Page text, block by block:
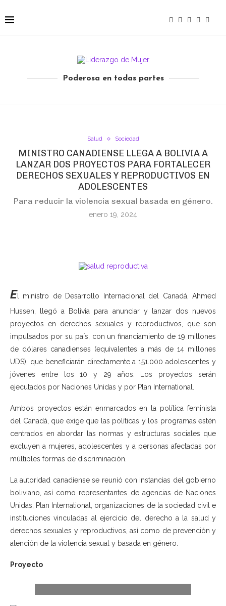
Poderosa en todas partes
Salud Sociedad
MINISTRO CANADIENSE LLEGA A BOLIVIA A
LANZAR DOS PROYECTOS PARA FORTALECER
DERECHOS SEXUALES Y REPRODUCTIVOS EN
ADOLESCENTES
Para reducir la violencia sexual basada en género.
enero 19, 2024
E l ministro de Desarrollo Internacional del Canadá, Ahmed
Hussen, llegó a Bolivia para anunciar y lanzar dos nuevos
proyectos en derechos sexuales y reproductivos, que son
impulsados por su país, con un financiamiento de 19 millones
de dólares canadienses (equivalentes a más de 14 millones
UDS), que beneficiarán directamente a 151.000 adolescentes y
jóvenes entre los 10 y 29 años. Los proyectos serán
ejecutados por Naciones Unidas y por Plan International.
Ambos proyectos están enmarcados en la política feminista
del Canadá, que exige que las políticas y los programas estén
centrados en abordar las normas y estructuras sociales que
excluyen a mujeres, adolescentes y a personas afectadas por
múltiples formas de discriminación.
La autoridad canadiense se reunió con instancias del gobierno
boliviano, así como representantes de agencias de Naciones
Unidas, Plan International, organizaciones de la sociedad civil e
instituciones vinculadas al ejercicio del derecho a la salud y
derechos sexuales y reproductivos, así como de prevención y
atención de la violencia sexual y basada en género.
Proyecto